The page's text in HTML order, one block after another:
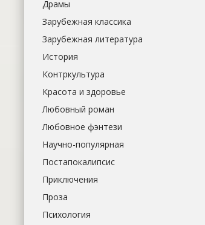
Драмы
Зарубежная классика
Зарубежная литература
История
Контркультура
Красота и здоровье
Любовный роман
Любовное фэнтези
Научно-популярная
Постапокалипсис
Приключения
Проза
Психология